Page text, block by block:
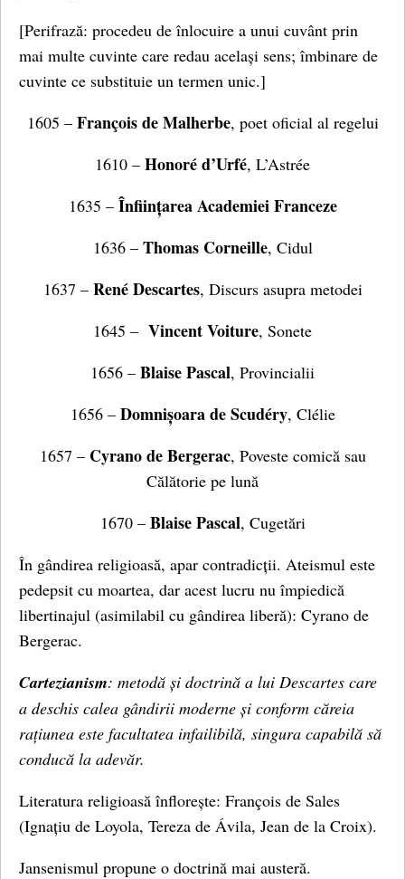
[Perifrază: procedeu de înlocuire a unui cuvânt prin
mai multe cuvinte care redau același sens; îmbinare de
cuvinte ce substituie un termen unic.]
1605 – François de Malherbe, poet oficial al regelui
1610 – Honoré d’Urfé, L’Astrée
1635 – Înființarea Academiei Franceze
1636 – Thomas Corneille, Cidul
1637 – René Descartes, Discurs asupra metodei
1645 – Vincent Voiture, Sonete
1656 – Blaise Pascal, Provincialii
1656 – Domnișoara de Scudéry, Clélie
1657 – Cyrano de Bergerac, Poveste comică sau
Călătorie pe lună
1670 – Blaise Pascal, Cugetări
În gândirea religioasă, apar contradicții. Ateismul este
pedepsit cu moartea, dar acest lucru nu împiedică
libertinajul (asimilabil cu gândirea liberă): Cyrano de
Bergerac.
Cartezianism: metodă și doctrină a lui Descartes care
a deschis calea gândirii moderne și conform căreia
rațiunea este facultatea infailibilă, singura capabilă să
conducă la adevăr.
Literatura religioasă înflorește: François de Sales
(Ignațiu de Loyola, Tereza de Ávila, Jean de la Croix).
Jansenismul propune o doctrină mai austeră.